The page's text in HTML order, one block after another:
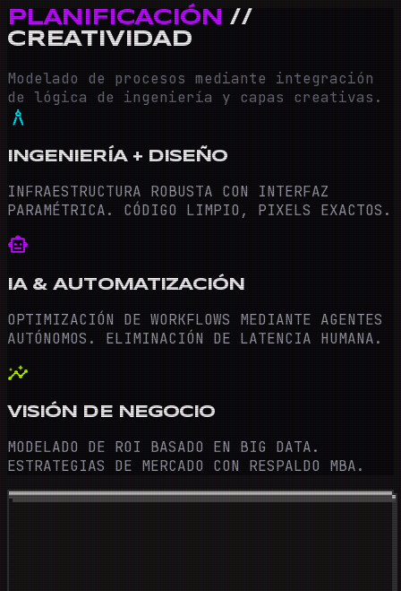
PLANIFICACIÓN //
CREATIVIDAD
Modelado de procesos mediante integración
de lógica de ingeniería y capas creativas.
architecture
INGENIERÍA + DISEÑO
INFRAESTRUCTURA ROBUSTA CON INTERFAZ
PARAMÉTRICA. CÓDIGO LIMPIO, PIXELS EXACTOS.
smart_toy
IA & AUTOMATIZACIÓN
OPTIMIZACIÓN DE WORKFLOWS MEDIANTE AGENTES
AUTÓNOMOS. ELIMINACIÓN DE LATENCIA HUMANA.
insights
VISIÓN DE NEGOCIO
MODELADO DE ROI BASADO EN BIG DATA.
ESTRATEGIAS DE MERCADO CON RESPALDO MBA.